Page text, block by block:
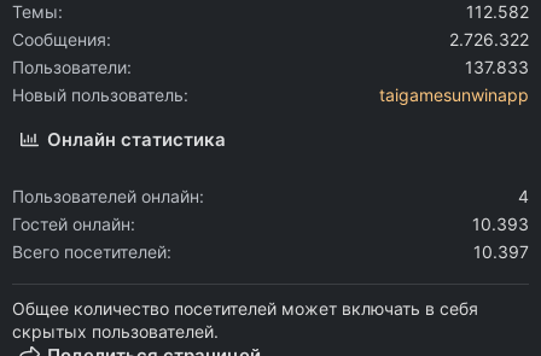
Темы
112.582
Сообщения
2.726.322
Пользователи
137.833
Новый пользователь
taigamesunwinapp
Онлайн статистика
Пользователей онлайн
4
Гостей онлайн
10.393
Всего посетителей
10.397
Общее количество посетителей может включать в себя
скрытых пользователей.